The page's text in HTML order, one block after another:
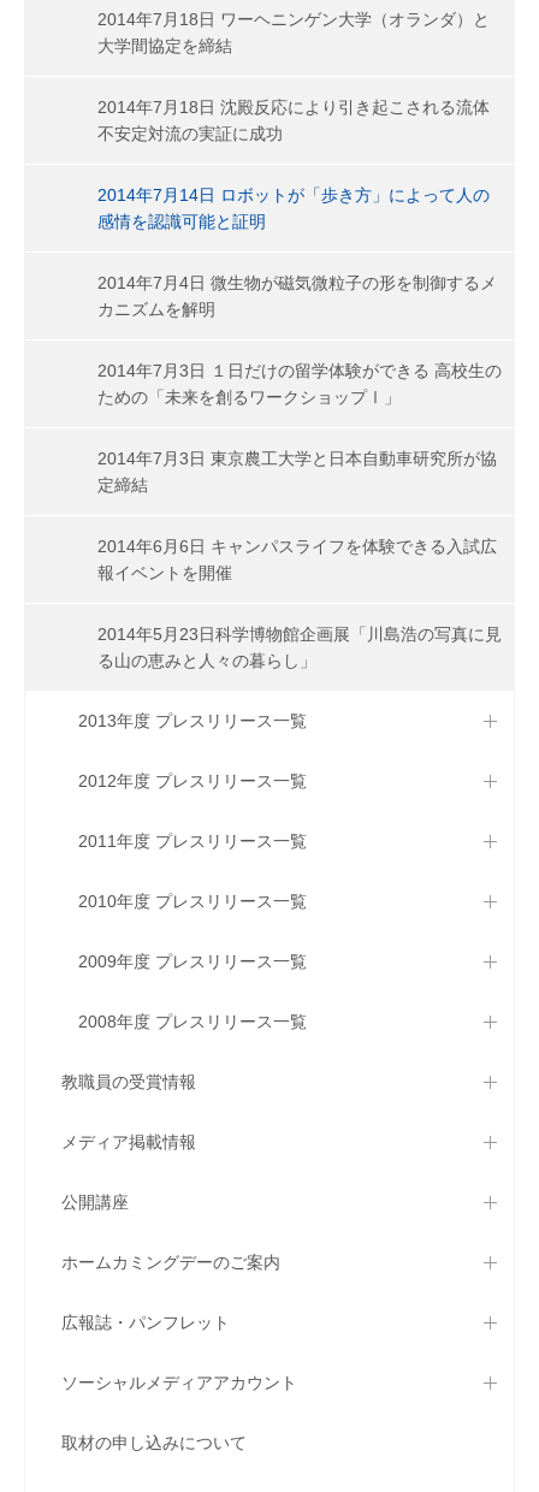
2014年7月18日 ワーヘニンゲン大学（オランダ）と
大学間協定を締結
2014年7月18日 沈殿反応により引き起こされる流体
不安定対流の実証に成功
2014年7月14日 ロボットが「歩き方」によって人の
感情を認識可能と証明
2014年7月4日 微生物が磁気微粒子の形を制御するメ
カニズムを解明
2014年7月3日 １日だけの留学体験ができる 高校生の
ための「未来を創るワークショップⅠ」
2014年7月3日 東京農工大学と日本自動車研究所が協
定締結
2014年6月6日 キャンパスライフを体験できる入試広
報イベントを開催
2014年5月23日科学博物館企画展「川島浩の写真に見
る山の恵みと人々の暮らし」
2013年度 プレスリリース一覧
2012年度 プレスリリース一覧
2011年度 プレスリリース一覧
2010年度 プレスリリース一覧
2009年度 プレスリリース一覧
2008年度 プレスリリース一覧
教職員の受賞情報
メディア掲載情報
公開講座
ホームカミングデーのご案内
広報誌・パンフレット
ソーシャルメディアアカウント
取材の申し込みについて